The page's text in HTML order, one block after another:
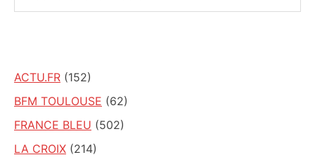
ACTU.FR (152)
BFM TOULOUSE (62)
FRANCE BLEU (502)
LA CROIX (214)